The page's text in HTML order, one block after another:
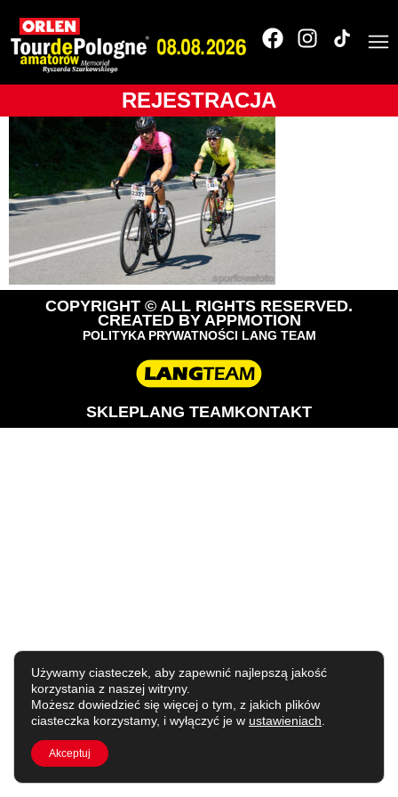
REJESTRACJA
Tour de Pologne
Amatorów
COPYRIGHT © ALL RIGHTS RESERVED.
CREATED BY APPMOTION
POLITYKA PRYWATNOŚCI LANG TEAM
SKLEPLANG TEAMKONTAKT
Używamy ciasteczek, aby zapewnić najlepszą jakość
korzystania z naszej witryny.
Możesz dowiedzieć się więcej o tym, z jakich plików
ciasteczka korzystamy, i wyłączyć je w ustawieniach
Akceptuj